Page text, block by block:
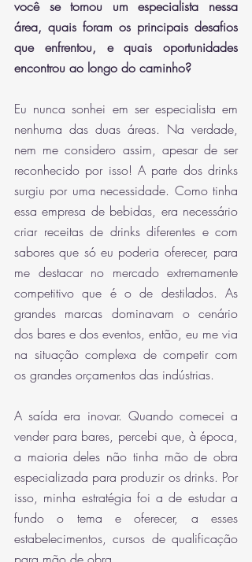
você se tornou um especialista nessa
área, quais foram os principais desafios
que enfrentou, e quais oportunidades
encontrou ao longo do caminho?
Eu nunca sonhei em ser especialista em
nenhuma das duas áreas. Na verdade,
nem me considero assim, apesar de ser
reconhecido por isso! A parte dos drinks
surgiu por uma necessidade. Como tinha
essa empresa de bebidas, era necessário
criar receitas de drinks diferentes e com
sabores que só eu poderia oferecer, para
me destacar no mercado extremamente
competitivo que é o de destilados. As
grandes marcas dominavam o cenário
dos bares e dos eventos, então, eu me via
na situação complexa de competir com
os grandes orçamentos das indústrias.
A saída era inovar. Quando comecei a
vender para bares, percebi que, à época,
a maioria deles não tinha mão de obra
especializada para produzir os drinks. Por
isso, minha estratégia foi a de estudar a
fundo o tema e oferecer, a esses
estabelecimentos, cursos de qualificação